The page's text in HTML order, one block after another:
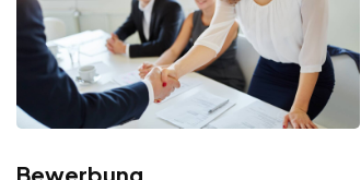
Bewerbung